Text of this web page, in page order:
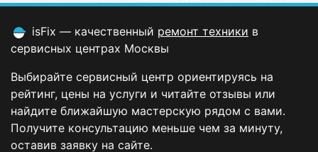
isFix — качественный ремонт техники в
сервисных центрах Москвы
Выбирайте сервисный центр ориентируясь на
рейтинг, цены на услуги и читайте отзывы или
найдите ближайшую мастерскую рядом с вами.
Получите консультацию меньше чем за минуту,
оставив заявку на сайте.